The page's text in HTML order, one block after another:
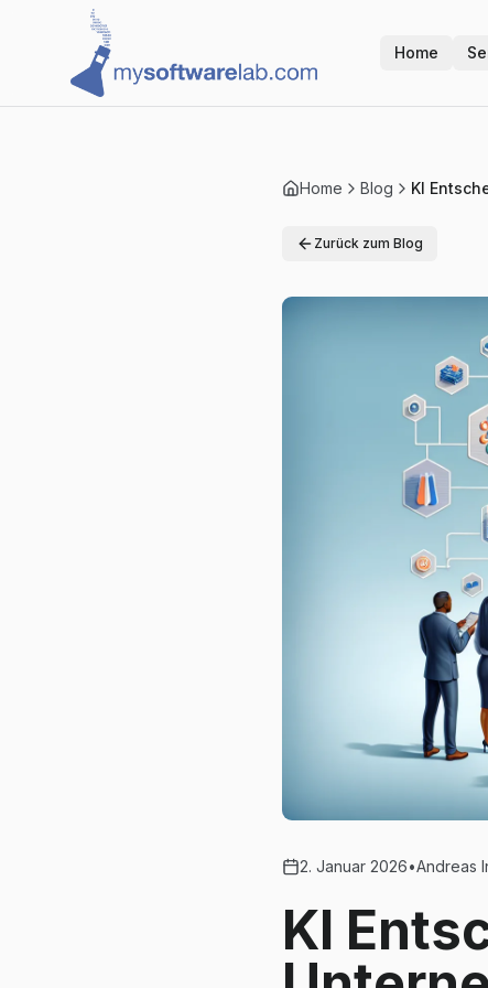
Home
Home Blog KI
Zurück zum Blog
2. Januar 2026•Andreas
KI